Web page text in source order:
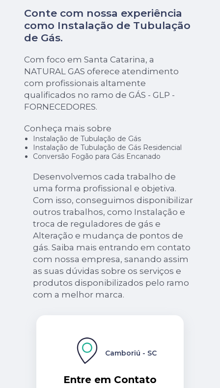
Conte com nossa experiência
como Instalação de Tubulação
de Gás.
Com foco em Santa Catarina, a
NATURAL GAS oferece atendimento
com profissionais altamente
qualificados no ramo de GÁS - GLP -
FORNECEDORES.
Conheça mais sobre
Instalação de Tubulação de Gás
Instalação de Tubulação de Gás Residencial
Conversão Fogão para Gás Encanado
Desenvolvemos cada trabalho de
uma forma profissional e objetiva.
Com isso, conseguimos disponibilizar
outros trabalhos, como Instalação e
troca de reguladores de gás e
Alteração e mudança de pontos de
gás. Saiba mais entrando em contato
com nossa empresa, sanando assim
as suas dúvidas sobre os serviços e
produtos disponibilizados pelo ramo
com a melhor marca.
Entre em Contato
Camboriú - SC